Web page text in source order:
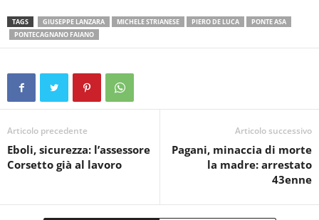
TAGS GIUSEPPE LANZARA MICHELE STRIANESE PIERO DE LUCA
PONTE ASA
PONTECAGNANO FAIANO
Articolo precedente
Eboli, sicurezza: l’assessore
Corsetto già al lavoro
Articolo successivo
Pagani, minaccia di morte
la madre: arrestato
43enne